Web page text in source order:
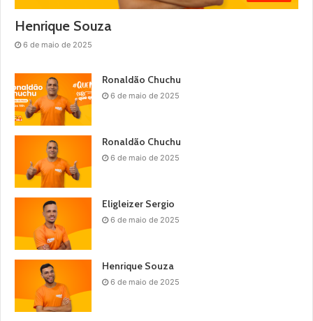
Henrique Souza
6 de maio de 2025
Ronaldão Chuchu
6 de maio de 2025
Ronaldão Chuchu
6 de maio de 2025
Eligleizer Sergio
6 de maio de 2025
Henrique Souza
6 de maio de 2025